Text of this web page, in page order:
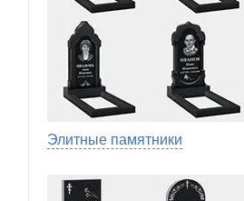
Элитные памятники